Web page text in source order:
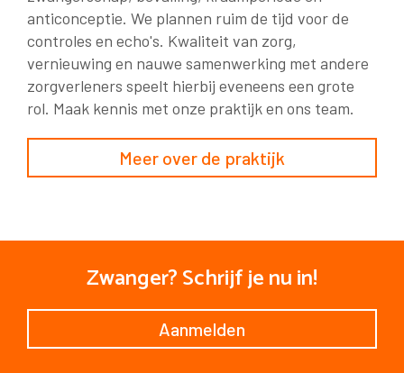
anticonceptie. We plannen ruim de tijd voor de
controles en echo's. Kwaliteit van zorg,
vernieuwing en nauwe samenwerking met andere
zorgverleners speelt hierbij eveneens een grote
rol. Maak kennis met onze praktijk en ons team.
Meer over de praktijk
Zwanger? Schrijf je nu in!
Aanmelden